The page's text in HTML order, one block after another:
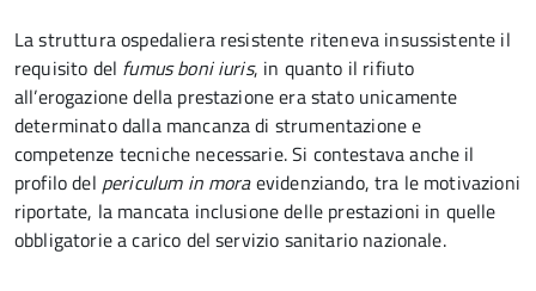
La struttura ospedaliera resistente riteneva insussistente il
requisito del fumus boni iuris, in quanto il rifiuto
all’erogazione della prestazione era stato unicamente
determinato dalla mancanza di strumentazione e
competenze tecniche necessarie. Si contestava anche il
profilo del periculum in moraevidenziando, tra le motivazioni
riportate, la mancata inclusione delle prestazioni in quelle
obbligatorie a carico del servizio sanitario nazionale.